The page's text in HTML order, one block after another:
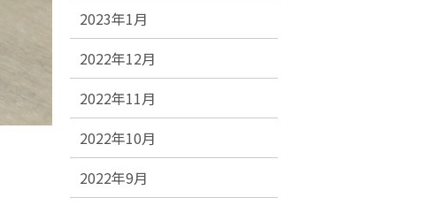
2023年1月
2022年12月
2022年11月
2022年10月
2022年9月